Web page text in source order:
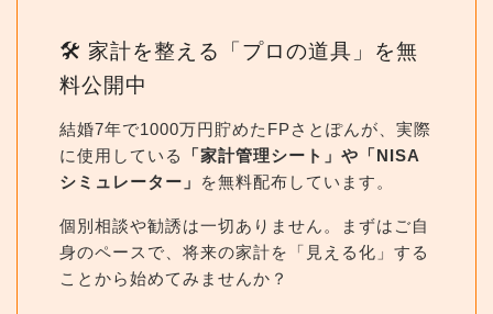
🛠 家計を整える「プロの道具」を無
料公開中
結婚7年で1000万円貯めたFPさとぽんが、実際
に使用している
「家計管理シート」や「NISA
シミュレーター」
を無料配布しています。
個別相談や勧誘は一切ありません。まずはご自
身のペースで、将来の家計を「見える化」する
ことから始めてみませんか？